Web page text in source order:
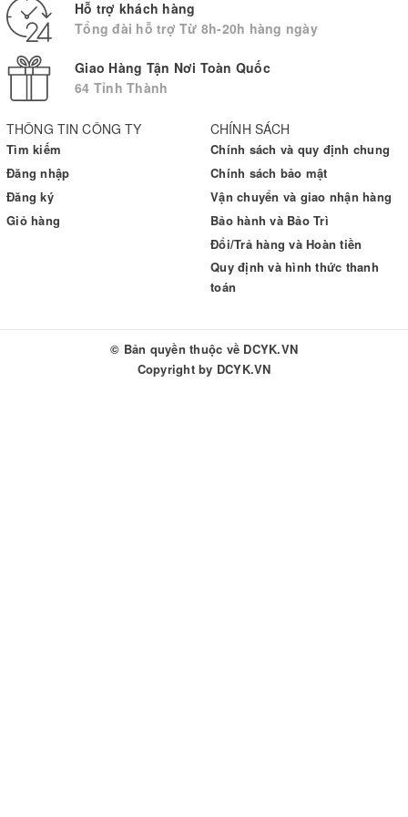
- Dải đo huyết áp: 0 - 299 mmHg
- Dải đo nhịp tim: 40 - 180 nhịp/phút
- Độ chính xác nhịp tim: ± 5%
- Loại Pin: 2 pin AAA
- Bộ nhớ: 60 kết quả đo
- Chu vi vòng bít: 13.5cm - 21.5cm
- Điện thế pin: 3V
- Chất liệu vỏ máy: Nhựa cao cấp
- Kích thước: Rộng x cao x dài (78mm x 60mm x 21mm)
- Trọng lượng sản phẩm: Chưa kèm pin (101g)
THÔNG TIN CÔNG TY
Tìm kiếm
Đăng nhập
Đăng ký
Giỏ hàng
CHÍNH SÁCH
Chính sách và quy định chung
Chính sách bảo mật
Vận chuyển và giao nhận hàng
Bảo hành và Bảo Trì
Đổi/Trả hàng và Hoàn tiền
Quy định và hình thức thanh
toán
Hỗ trợ khách hàng
Tổng đài hỗ trợ Từ 8h-20h hàng ngày
Giao Hàng Tận Nơi Toàn Quốc
64 Tỉnh Thành
© Bản quyền thuộc về DCYK.VN
Copyright by DCYK.VN